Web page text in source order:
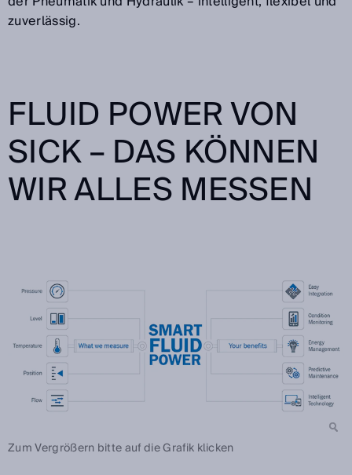
zuverlässig.
FLUID POWER VON
SICK – DAS KÖNNEN
WIR ALLES MESSEN
Zum Vergrößern bitte auf die Grafik klicken